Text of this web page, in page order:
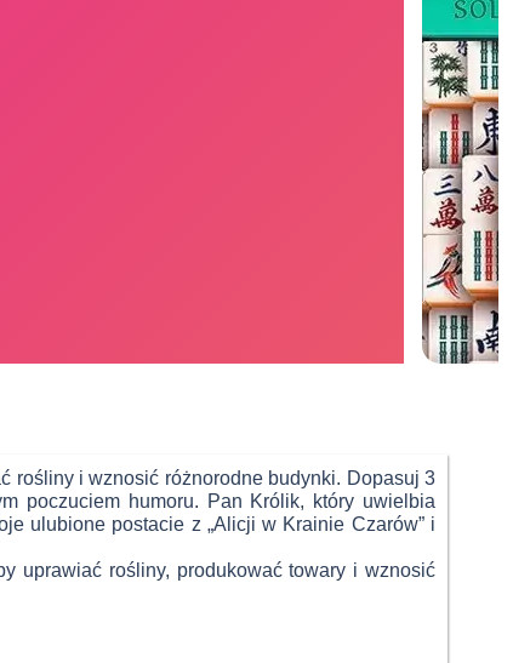
rośliny i wznosić różnorodne budynki. Dopasuj 3
poczuciem humoru. Pan Królik, który uwielbia
ulubione postacie z „Alicji w Krainie Czarów” i
uprawiać rośliny, produkować towary i wznosić